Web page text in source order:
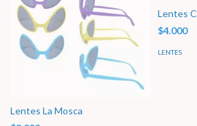
Lentes La Mosca
Lentes
$4.000
LENTES